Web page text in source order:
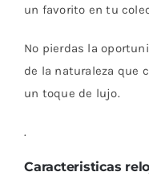
un favorito en tu
No pierdas la
de la naturaleza que
un toque de lujo.
.
Caracteristicas